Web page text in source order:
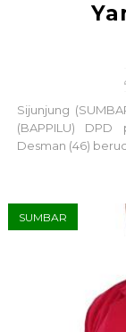
Sijunjung
(BAPPILU) DPD
Desman (46)
SUMBAR